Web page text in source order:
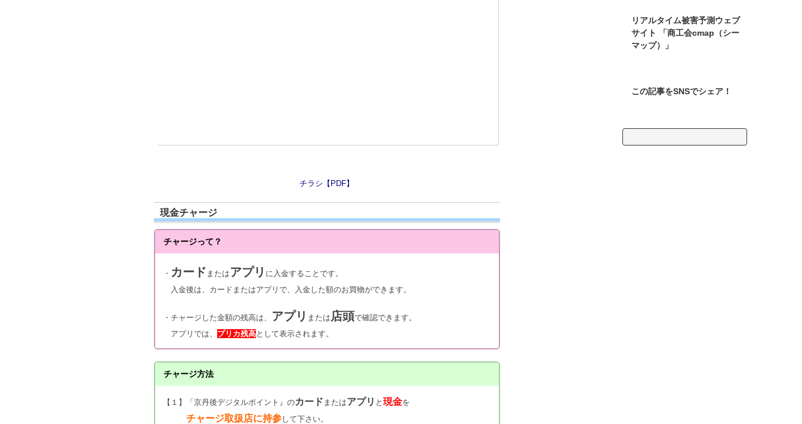
チラシ【PDF】
現金チャージ
チャージって？
・ カード または アプリ に入金することです。
入金後は、カードまたはアプリで、入金した額のお買物ができます。
・チャージした金額の残高は、 アプリ または 店頭で確認できます。
アプリでは、 プリカ残高として表示されます。
チャージ方法
【１】「京丹後デジタルポイント』のカード またはアプリ と 現金を
チャージ取扱店に持参して下さい。
リアルタイム被害予測ウェブ
サイト 「商工会cmap（シー
マップ）」
この記事をSNSでシェア！
検